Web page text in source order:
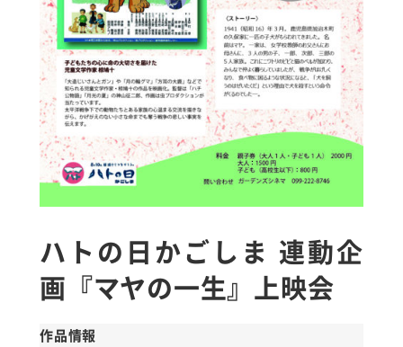
ハトの日かごしま 連動企
画『マヤの一生』上映会
作品情報